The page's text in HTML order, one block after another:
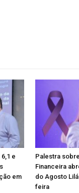
e
em
Palestra
Financeira
do Agosto
feira